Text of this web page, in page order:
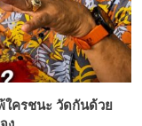
ใครชนะ วัดกันด้วย